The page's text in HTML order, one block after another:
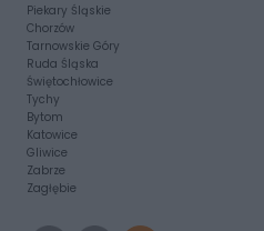
Piekary Śląskie
Chorzów
Tarnowskie Góry
Ruda Śląska
Świętochłowice
Tychy
Bytom
Katowice
Gliwice
Zabrze
Zagłębie